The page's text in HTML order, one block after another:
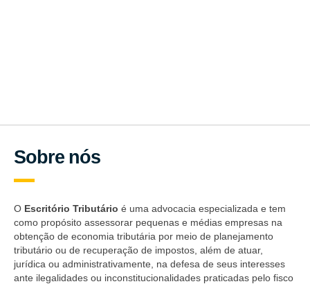
Sobre nós
O Escritório Tributário é uma advocacia especializada e tem
como propósito assessorar pequenas e médias empresas na
obtenção de economia tributária por meio de planejamento
tributário ou de recuperação de impostos, além de atuar,
jurídica ou administrativamente, na defesa de seus interesses
ante ilegalidades ou inconstitucionalidades praticadas pelo fisco